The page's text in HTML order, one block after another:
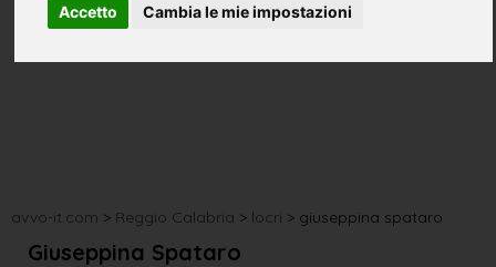
Accetto Cambia le mie impostazioni
avvo-it.com > Reggio Calabria > locri > giuseppina spataro
Giuseppina Spataro